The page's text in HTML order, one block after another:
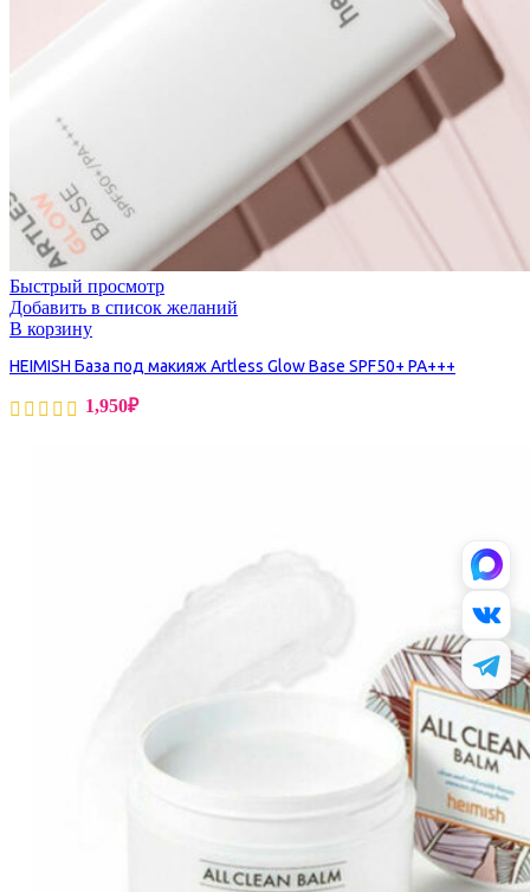
Быстрый просмотр
Добавить в список желаний
В корзину
HEIMISH База под макияж Artless Glow Base SPF50+ PA+++
1,950₽